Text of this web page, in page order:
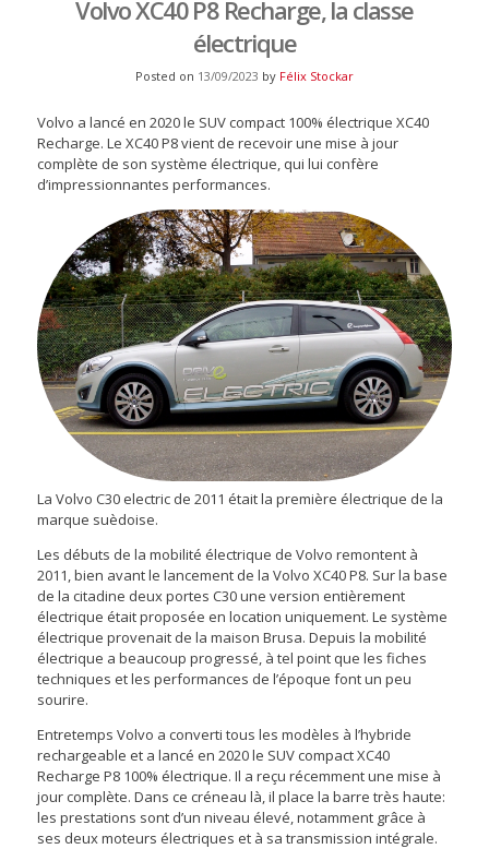
Volvo XC40 P8 Recharge, la classe
électrique
Posted on 13/09/2023 by Félix Stockar
Volvo a lancé en 2020 le SUV compact 100% électrique XC40
Recharge. Le XC40 P8 vient de recevoir une mise à jour
complète de son système électrique, qui lui confère
d’impressionnantes performances.
La Volvo C30 electric de 2011 était la première électrique de la
marque suèdoise.
Les débuts de la mobilité électrique de Volvo remontent à
2011, bien avant le lancement de la Volvo XC40 P8. Sur la base
de la citadine deux portes C30 une version entièrement
électrique était proposée en location uniquement. Le système
électrique provenait de la maison Brusa. Depuis la mobilité
électrique a beaucoup progressé, à tel point que les fiches
techniques et les performances de l’époque font un peu
sourire.
Entretemps Volvo a converti tous les modèles à l’hybride
rechargeable et a lancé en 2020 le SUV compact XC40
Recharge P8 100% électrique. Il a reçu récemment une mise à
jour complète. Dans ce créneau là, il place la barre très haute:
les prestations sont d’un niveau élevé, notamment grâce à
ses deux moteurs électriques et à sa transmission intégrale.